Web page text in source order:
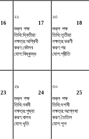
16
২২
17
শুক্ল পক্ষ
তিথি:দ্বিতীয়া
নক্ষত্র:অশ্বিনী
করণ:কৌলব
যোগ:বিষ্কুম্ভ
২৩
18
শুক্ল পক্ষ
তিথি:তৃতীয়া
নক্ষত্র:ভরণী
করণ:গর
যোগ:প্রীতি
23
২৯
24
শুক্ল পক্ষ
তিথি:নবমী
নক্ষত্র:পুষ্যা
করণ:বালব
যোগ:ধৃতি
৩০
25
শুক্ল পক্ষ
তিথি:দশমী
নক্ষত্র:অশ্লেষা
করণ:তৈতিল
যোগ:শূল